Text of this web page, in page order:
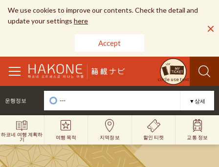
We use cookies to improve our contents. Check the detail and
update your settings here
Accept
circle use text
toggle
navigation
운행정보 --- ▼상세
하코네 여행 계획하
기
여행 목적 지역정보 할인 티켓 교통 정보